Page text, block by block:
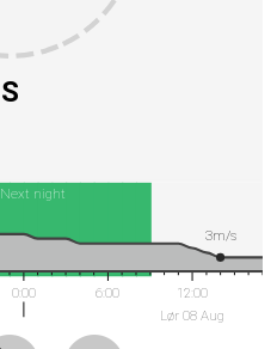
S
Next night
0:00 6:00
12:00
Lør 08 Aug
3m/s